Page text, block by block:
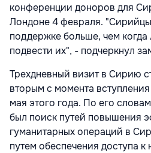
конференции доноров для
Лондоне 4 февраля.
поддержке больше, чем
подвести их", - подчеркнул
Трехдневный визит в Сирию
вторым с момента
мая этого года. По его
был поиск путей повышения
гуманитарных операций в
путем обеспечения доступа